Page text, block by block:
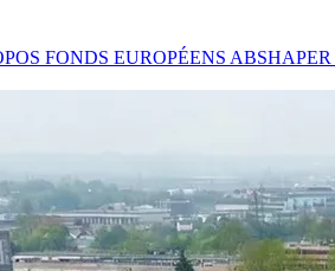
FONDS EUROPÉENS ABSHAPER